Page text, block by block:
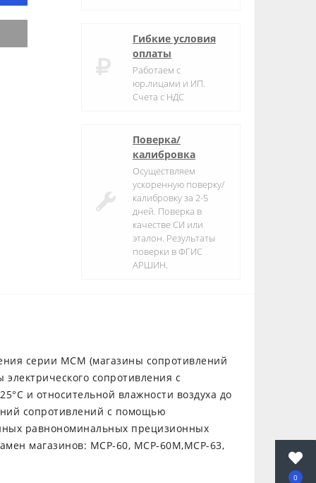
0
Гибкие условия
оплаты
Работаем с
юр.лицами и ИП.
Счета с НДС
Поверка/
калибровка
Осуществляем
ускоренную поверку/
калибровку за 2-5
дней. Поверка в
качестве СИ или
эталон. Результаты
поверки в ФГИС
АРШИН.
серии МСМ (магазины сопротивлений
сопротивления с
и относительной влажности воздуха до
сопротивлений с помощью
равнономинальных прецизионных
магазинов: МСР-60, МСР-60М,МСР-63,